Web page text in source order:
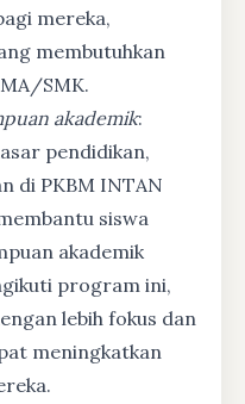
mereka,
membutuhkan
SMK.
akademik:
pendidikan,
di PKBM INTAN
siswa
akademik
program ini,
lebih fokus dan
meningkatkan